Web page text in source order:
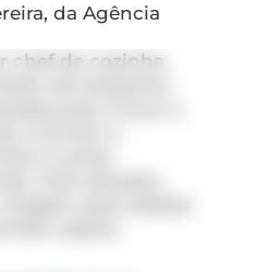
da Agência
chef de cozinha.
para incluir a
e encher o
e outras
Dois estudos,
para atestar
caseira.